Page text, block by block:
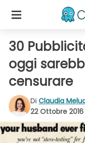
30
oggi
censurare
Di Claudia
22 Ottobre 2016